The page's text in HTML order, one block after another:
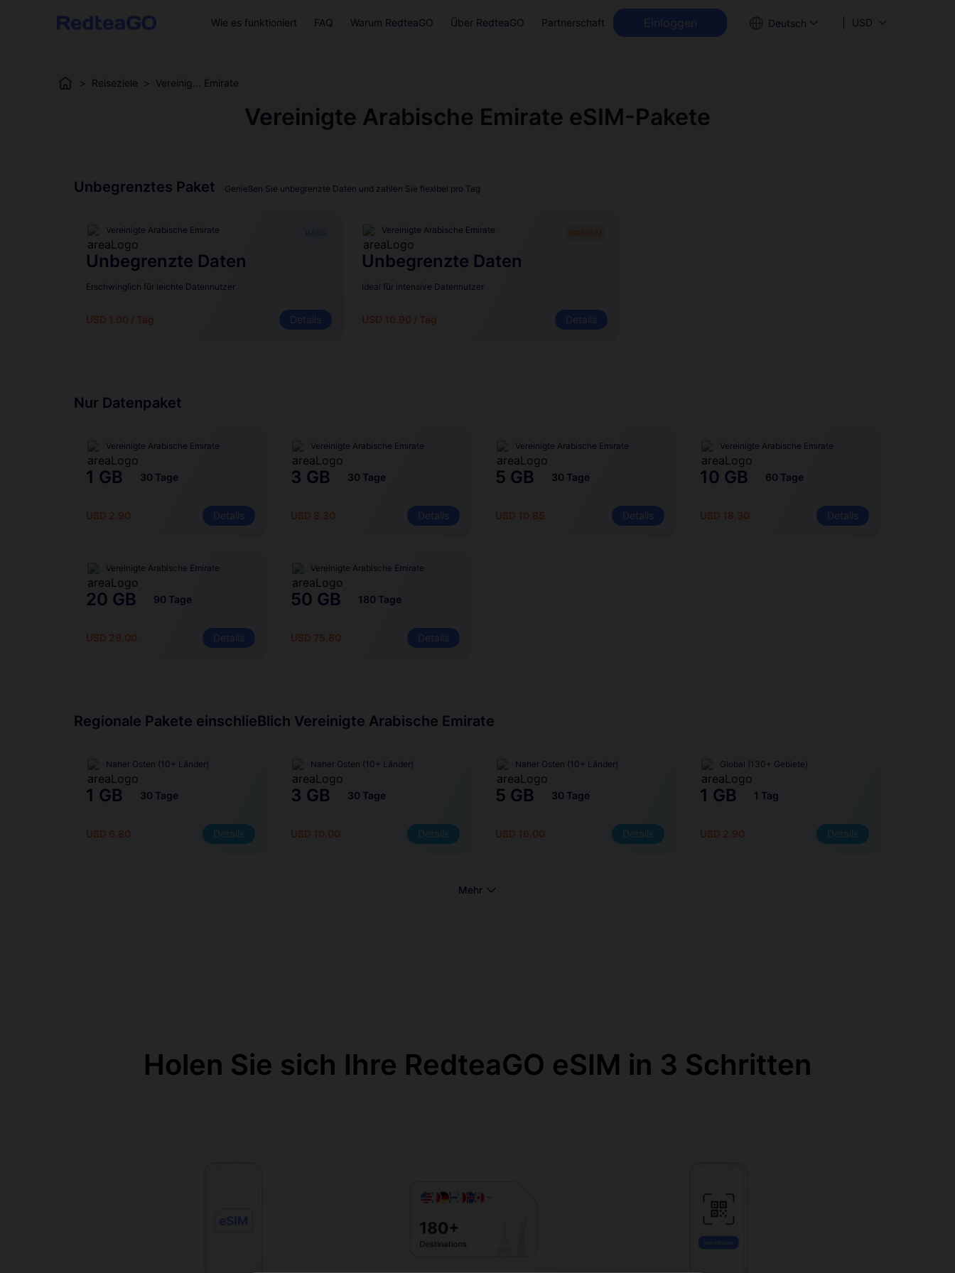
Wie es funktioniert FAQ Warum RedteaGO Über RedteaGO Partnerschaft Einloggen Deutsch USD
> Reiseziele > Vereinig... Emirate
Vereinigte Arabische Emirate eSIM-Pakete
Unbegrenztes Paket Genießen Sie unbegrenzte Daten und zahlen Sie flexibel pro Tag
Vereinigte Arabische Emirate
Unbegrenzte Daten
Erschwinglich für leichte Datennutzer
USD 1.00 / Tag Details
Vereinigte Arabische Emirate
Unbegrenzte Daten
Ideal für intensive Datennutzer
USD 10.90 / Tag Details
PREMIUM
Nur Datenpaket
Vereinigte Arabische Emirate
1 GB 30 Tage
USD 2.90 Details
Vereinigte Arabische Emirate
3 GB 30 Tage
USD 8.30 Details
Vereinigte Arabische Emirate
5 GB 30 Tage
USD 10.85 Details
Vereinigte Arabische Emirate
10 GB 60 Tage
USD 18.30 Details
Vereinigte Arabische Emirate
20 GB 90 Tage
USD 29.00 Details
Vereinigte Arabische Emirate
50 GB 180 Tage
USD 75.80 Details
Regionale Pakete einschlieBlich Vereinigte Arabische Emirate
Naher Osten (10+ Länder)
1 GB 30 Tage
USD 6.80 Details
Naher Osten (10+ Länder)
3 GB 30 Tage
USD 10.00 Details
Naher Osten (10+ Länder)
5 GB 30 Tage
USD 16.00 Details
Global (130+ Gebiete)
1 GB 1 Tag
USD 2.90 Details
Mehr
Holen Sie sich Ihre RedteaGO eSIM in 3 Schritten